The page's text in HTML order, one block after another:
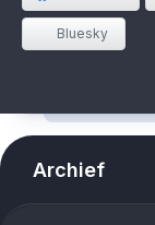
Bluesky
Archief